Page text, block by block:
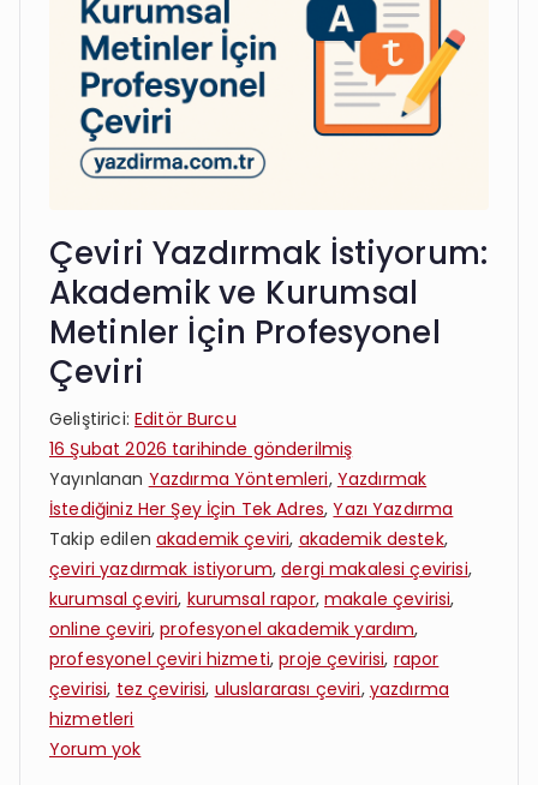
Çeviri Yazdırmak İstiyorum:
Akademik ve Kurumsal
Metinler İçin Profesyonel
Çeviri
Geliştirici: Editör Burcu
16 Şubat 2026 tarihinde gönderilmiş
Yayınlanan Yazdırma Yöntemleri, Yazdırmak
İstediğiniz Her Şey İçin Tek Adres,Yazı Yazdırma
Takip edilen akademik çeviri, akademik destek,
çeviri yazdırmak istiyorum,dergi makalesi çevirisi,
kurumsal çeviri, kurumsal rapor, makale çevirisi,
online çeviri,profesyonel akademik yardım,
profesyonel çeviri hizmeti,proje çevirisi, rapor
çevirisi, tez çevirisi, uluslararası çeviri, yazdırma
hizmetleri
Yorum yokÇeviri